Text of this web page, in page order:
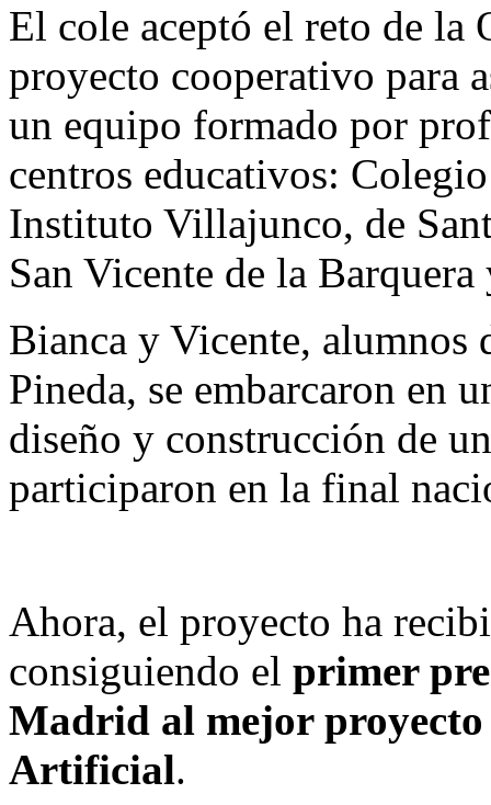
El cole aceptó el reto de la
proyecto cooperativo para
un equipo formado por
centros educativos:
Instituto Villajunco, de
San Vicente de la
Bianca y Vicente, alumnos
Pineda, se embarcaron en
diseño y construcción de
participaron en la final
Ahora, el proyecto ha
consiguiendo el primer
Madrid al mejor
Artificial.